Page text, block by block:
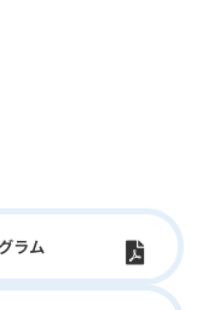
ラム